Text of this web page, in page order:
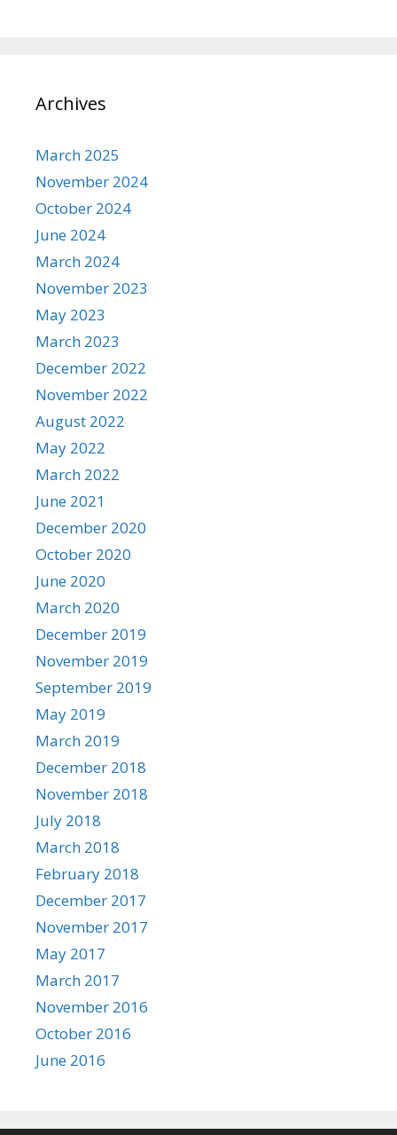
Archives
March 2025
November 2024
October 2024
June 2024
March 2024
November 2023
May 2023
March 2023
December 2022
November 2022
August 2022
May 2022
March 2022
June 2021
December 2020
October 2020
June 2020
March 2020
December 2019
November 2019
September 2019
May 2019
March 2019
December 2018
November 2018
July 2018
March 2018
February 2018
December 2017
November 2017
May 2017
March 2017
November 2016
October 2016
June 2016